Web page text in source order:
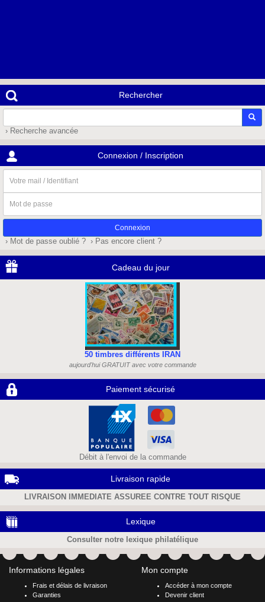
Rechercher
› Recherche avancée
Connexion / Inscription
mail
/
Identifiant
de
passe
› Mot de passe oublié ? › Pas encore client ?
Cadeau du jour
50 timbres différents IRAN
aujourd'hui GRATUIT avec votre commande
Paiement sécurisé
Débit à l'envoi de la commande
Livraison rapide
LIVRAISON IMMEDIATE ASSUREE CONTRE TOUT RISQUE
Lexique
Consulter notre lexique philatélique
Informations légales
Frais et délais de livraison
Garanties
Mon compte
Accéder à mon compte
Devenir client